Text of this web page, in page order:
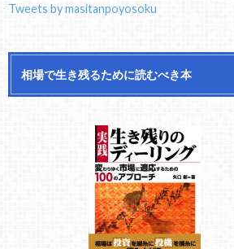
Tweets by masitanpoyosoku
相場で生き残るために読むべき本